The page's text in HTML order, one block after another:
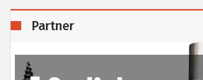
Partner